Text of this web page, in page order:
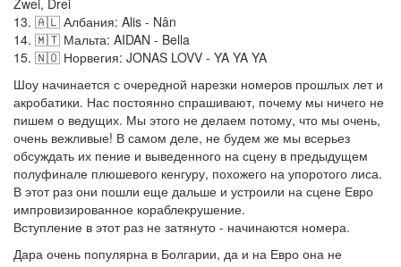
13. 🇦🇱 Албания: Alis - Nân
14. 🇲🇹 Мальта: AIDAN - Bella
15. 🇳🇴 Норвегия: JONAS LOVV - YA YA YA
Шоу начинается с очередной нарезки номеров прошлых лет и
акробатики. Нас постоянно спрашивают, почему мы ничего не
пишем о ведущих. Мы этого не делаем потому, что мы очень,
очень вежливые! В самом деле, не будем же мы всерьез
обсуждать их пение и выведенного на сцену в предыдущем
полуфинале плюшевого кенгуру, похожего на упоротого лиса.
В этот раз они пошли еще дальше и устроили на сцене Евро
импровизированное кораблекрушение.
Вступление в этот раз не затянуто - начинаются номера.
Дара очень популярна в Болгарии, да и на Евро она не